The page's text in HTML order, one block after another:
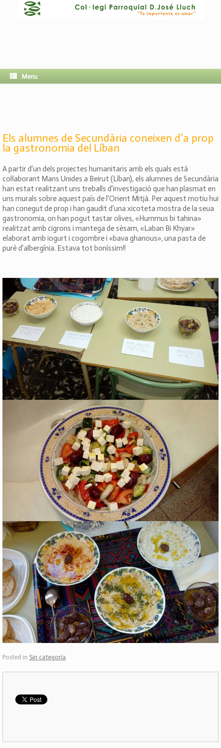
Menu
Els alumnes de Secundària coneixen d’a prop
la gastronomia del Líban
A partir d’un dels projectes humanitaris amb els quals està
col·laborant Mans Unides a Beirut (Líban), els alumnes de Secundària
han estat realitzant uns treballs d’investigació que han plasmat en
uns murals sobre aquest país de l’Orient Mitjà. Per aquest motiu hui
han conegut de prop i han gaudit d’una xicoteta mostra de la seua
gastronomia, on han pogut tastar olives, «Hummus bi tahina»
realitzat amb cigrons i mantega de sèsam, «Laban Bi Khyar»
elaborat amb iogurt i cogombre i «bava ghanous», una pasta de
puré d’albergínia. Estava tot boníssim!!
Posted in Sin categoría.